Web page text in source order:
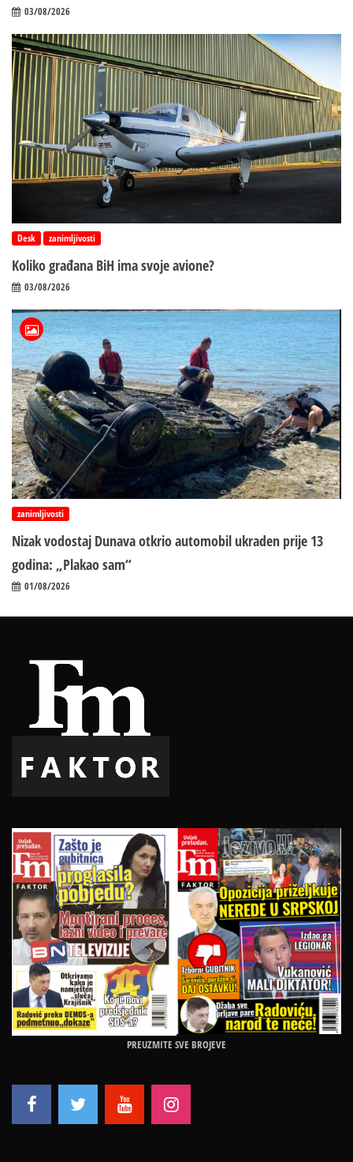
03/08/2026
Desk zanimljivosti
Koliko građana BiH ima svoje avione?
03/08/2026
zanimljivosti
Nizak vodostaj Dunava otkrio automobil ukraden prije 13
godina: „Plakao sam“
01/08/2026
PREUZMITE SVE BROJEVE